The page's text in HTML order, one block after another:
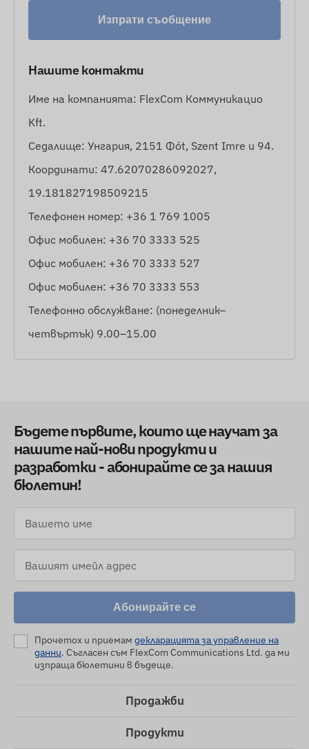
Изпрати съобщение
Нашите контакти
Име на компанията: FlexCom Коммуникацио
Kft.
Седалище: Унгария, 2151 Фót, Szent Imre u 94.
Координати: 47.62070286092027,
19.181827198509215
Телефонен номер: +36 1 769 1005
Офис мобилен: +36 70 3333 525
Офис мобилен: +36 70 3333 527
Офис мобилен: +36 70 3333 553
Телефонно обслужване: (понеделник–
четвъртък) 9.00–15.00
Бъдете първите, които ще научат за
нашите най-нови продукти и
разработки - абонирайте се за нашия
бюлетин!
Абонирайте се
Прочетох и приемам декларацията за управление на
данни. Съгласен съм FlexCom Communications Ltd. да ми
изпраща бюлетини в бъдеще.
Продажби
Продукти